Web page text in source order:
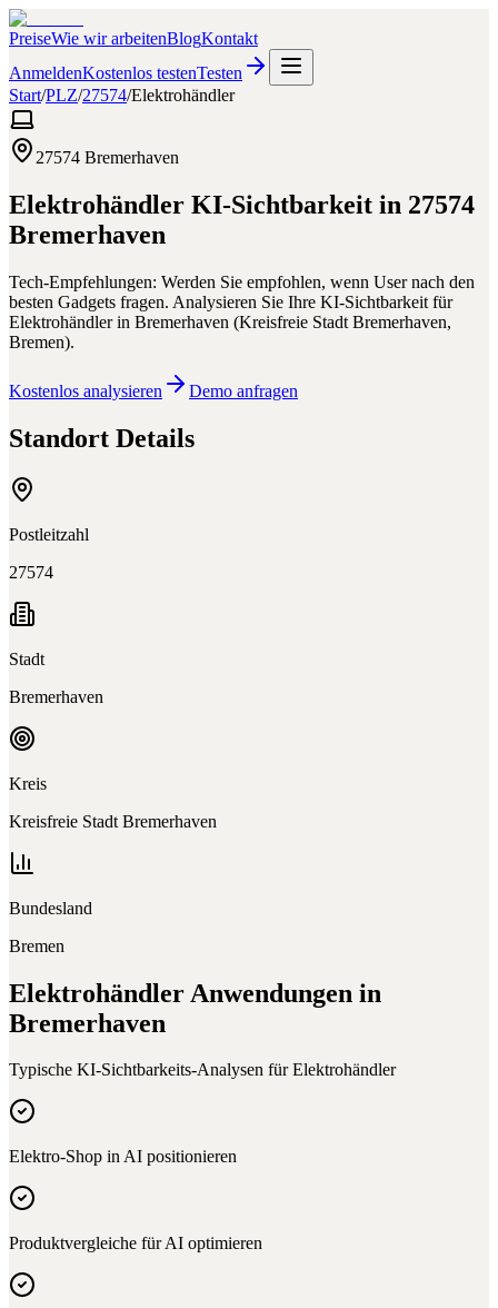
PreiseWie wir arbeitenBlogKontakt
AnmeldenKostenlos testenTesten
Start/PLZ/27574/Elektrohändler
27574 Bremerhaven
Elektrohändler KI-Sichtbarkeit in 27574
Bremerhaven
Tech-Empfehlungen: Werden Sie empfohlen, wenn User nach den
besten Gadgets fragen. Analysieren Sie Ihre KI-Sichtbarkeit für
Elektrohändlerin Bremerhaven (Kreisfreie Stadt Bremerhaven,
Bremen).
Kostenlos analysieren Demo anfragen
Standort Details
Postleitzahl
27574
Stadt
Bremerhaven
Kreis
Kreisfreie Stadt Bremerhaven
Bundesland
Bremen
Elektrohändler Anwendungen in
Bremerhaven
Typische KI-Sichtbarkeits-Analysen fürElektrohändler
Elektro-Shop in AI positionieren
Produktvergleiche für AI optimieren